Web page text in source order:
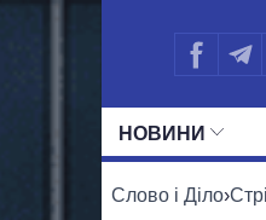
НОВИНИ
Слово і Діло›